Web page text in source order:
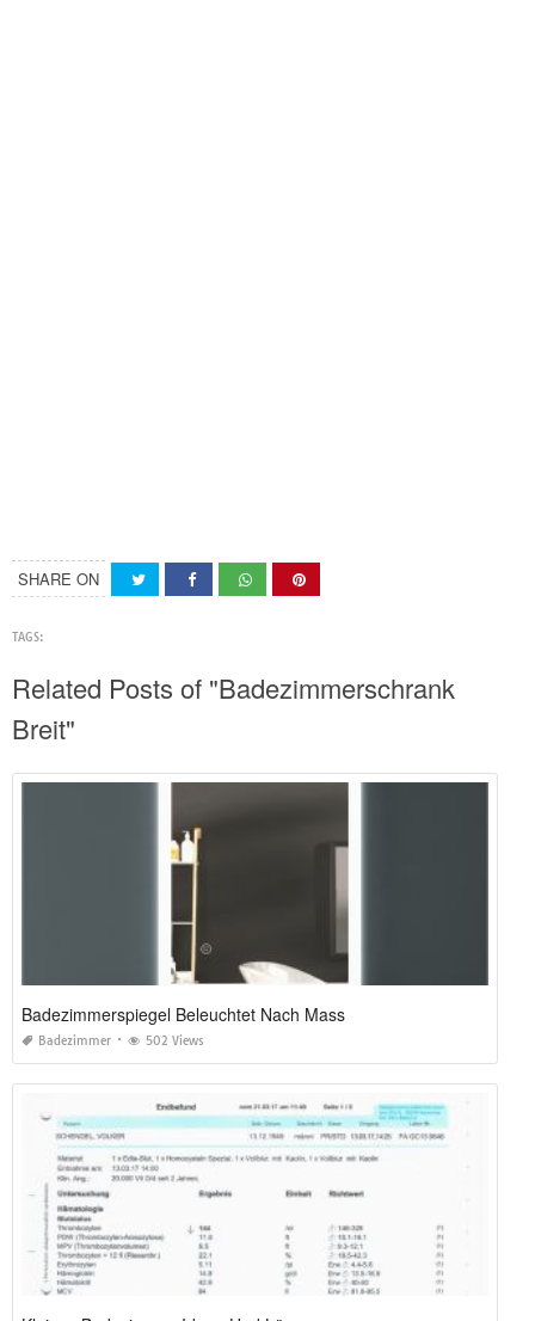
SHARE ON
TAGS:
Related Posts of "Badezimmerschrank
Breit"
Badezimmerspiegel Beleuchtet Nach Mass
Badezimmer 502 Views